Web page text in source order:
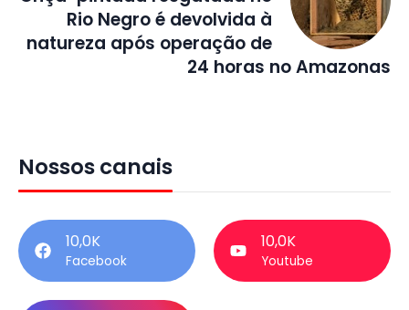
Rio Negro é devolvida à
natureza após operação de
24 horas no Amazonas
Nossos canais
10,0K
Facebook
10,0K
Youtube